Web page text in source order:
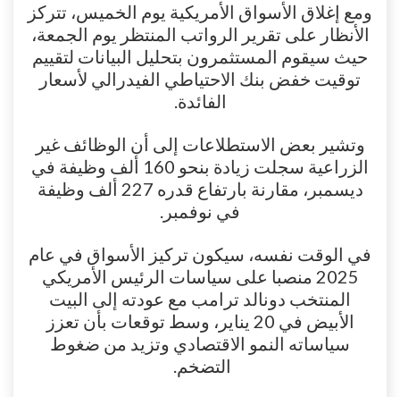
ومع إغلاق الأسواق الأمريكية يوم الخميس، تتركز
الأنظار على تقرير الرواتب المنتظر يوم الجمعة،
حيث سيقوم المستثمرون بتحليل البيانات لتقييم
توقيت خفض بنك الاحتياطي الفيدرالي لأسعار
الفائدة.
وتشير بعض الاستطلاعات إلى أن الوظائف غير
الزراعية سجلت زيادة بنحو 160 ألف وظيفة في
ديسمبر، مقارنة بارتفاع قدره 227 ألف وظيفة
في نوفمبر.
في الوقت نفسه، سيكون تركيز الأسواق في عام
2025 منصبا على سياسات الرئيس الأمريكي
المنتخب دونالد ترامب مع عودته إلى البيت
الأبيض في 20 يناير، وسط توقعات بأن تعزز
سياساته النمو الاقتصادي وتزيد من ضغوط
التضخم.